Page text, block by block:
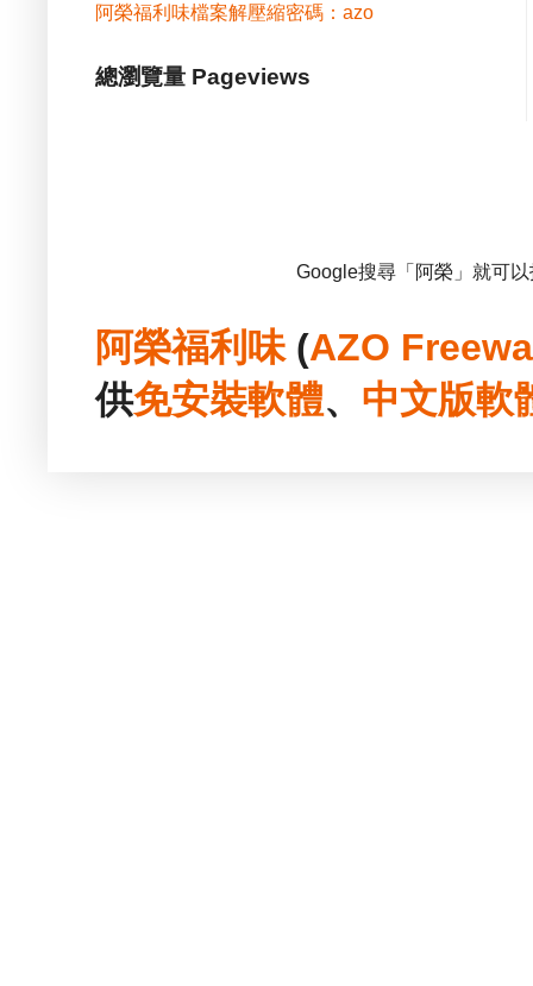
阿榮福利味檔案解壓縮密碼：azo
總瀏覽量 Pageviews
Google搜尋「阿榮」就可
阿榮福利味(AZO
供免安裝軟體、 中文版軟